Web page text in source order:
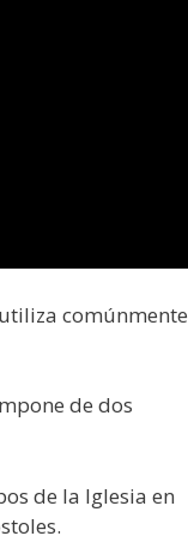
comúnmente
de dos
de la Iglesia en